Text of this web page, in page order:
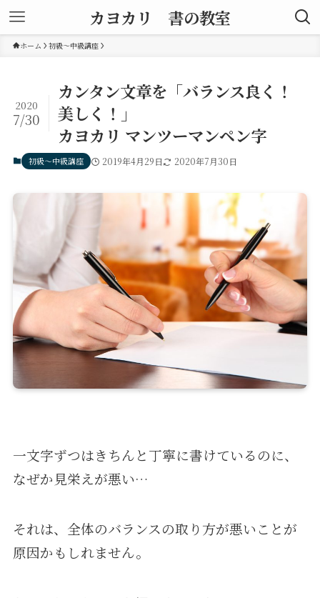
カヨカリ 書の教室
ホーム 初級～中級講座
カンタン文章を「バランス良く！
美しく！」
カヨカリ マンツーマンペン字
2020
7/30
初級～中級講座 2019年4月29日 2020年7月30日
一文字ずつはきちんと丁寧に書けているのに、
なぜか見栄えが悪い…
それは、全体のバランスの取り方が悪いことが
原因かもしれません。